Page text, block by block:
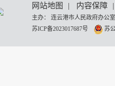
网站地图 | 内容保障 |
主办： 连云港市人民政府办
苏ICP备2023017687号
苏